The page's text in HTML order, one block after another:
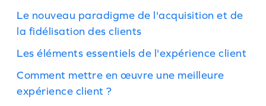
Le nouveau paradigme de l'acquisition et de
la fidélisation des clients
Les éléments essentiels de l'expérience client
Comment mettre en œuvre une meilleure
expérience client ?